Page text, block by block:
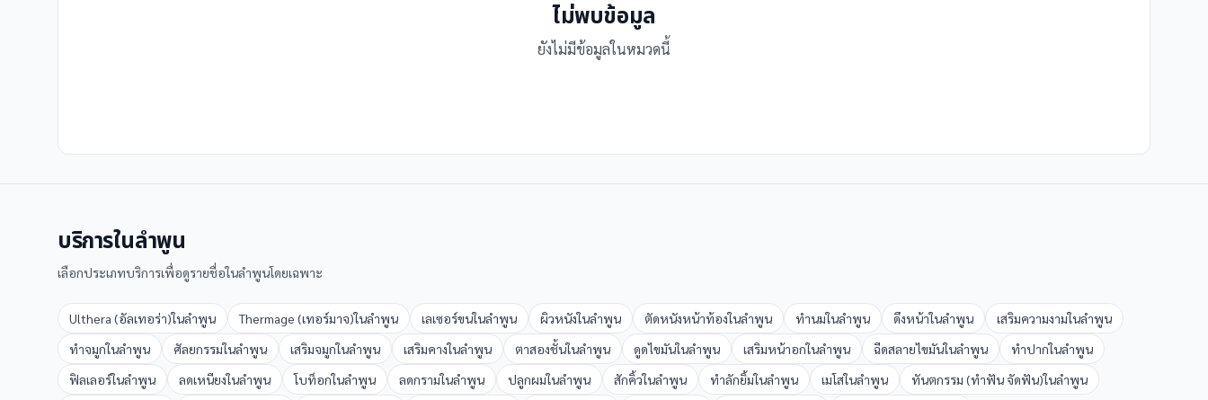
ไม่พบข้อมูล
ยังไม่มีข้อมูลในหมวดนี้
บริการในลำพูน
เลือกประเภทบริการเพื่อดูรายชื่อในลำพูนโดยเฉพาะ
Ulthera (อัลเทอร่า)ในลำพูน Thermage (เทอร์มาจ)ในลำพูน เลเซอร์ขนในลำพูน ผิวหนังในลำพูน ตัดหนังหน้าท้องในลำพูน ทำนมในลำพูน ดึงหน้าในลำพูน เสริมความงามในลำพูน
ทำจมูกในลำพูน ศัลยกรรมในลำพูน เสริมจมูกในลำพูน เสริมคางในลำพูน ตาสองชั้นในลำพูน ดูดไขมันในลำพูน เสริมหน้าอกในลำพูน ฉีดสลายไขมันในลำพูน ทำปากในลำพูน
ฟิลเลอร์ในลำพูน ลดเหนียงในลำพูน โบท็อกในลำพูน ลดกรามในลำพูน ปลูกผมในลำพูน สักคิ้วในลำพูน ทำลักยิ้มในลำพูน เมโสในลำพูน ทันตกรรม (ทำฟัน จัดฟัน)ในลำพูน